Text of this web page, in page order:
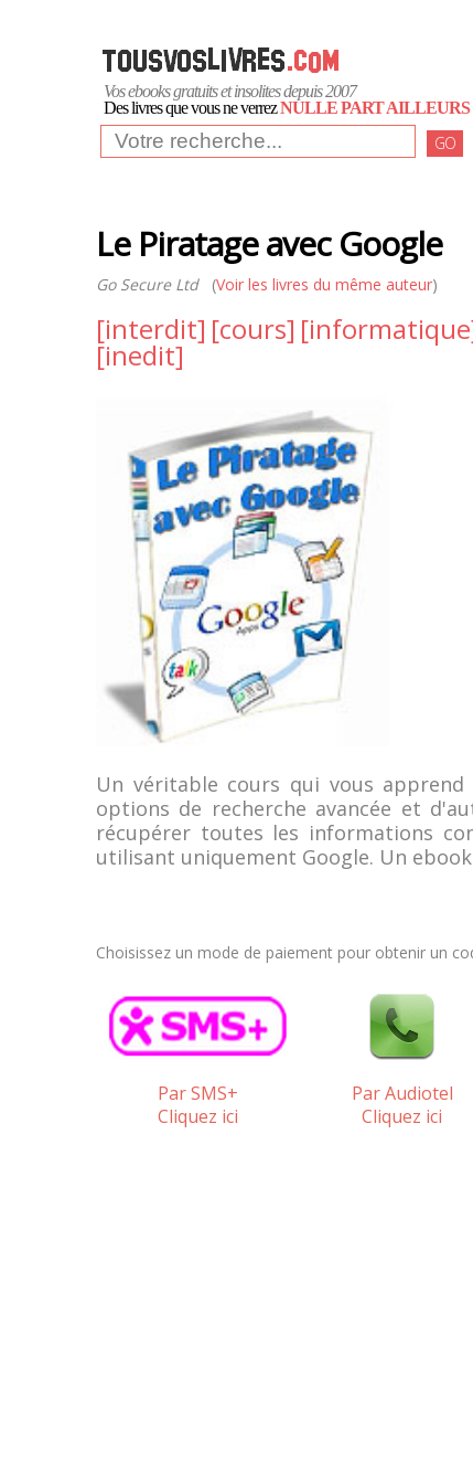
Vos ebooks gratuits et insolites depuis 2007
Des livres que vous ne verrezNULLE PART AILLEURS
GO
Le Piratage avec Google
Go Secure Ltd(Voir les livres du même auteur)
[interdit] [cours]
[inedit]
Un véritable cours qui vous
options de recherche avancée et
récupérer toutes les informations
utilisant uniquement Google. Un
Choisissez un mode de paiement pour obtenir un
Par SMS+
Cliquez ici
Par Audiotel
Cliquez ici